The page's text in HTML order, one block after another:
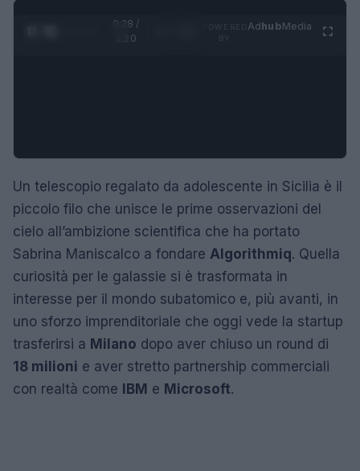
0:29 /
1:20
AdhubMedia
Un telescopio regalato da adolescente in Sicilia è il
piccolo filo che unisce le prime osservazioni del
cielo all’ambizione scientifica che ha portato
Sabrina Maniscalco a fondare Algorithmiq. Quella
curiosità per le galassie si è trasformata in
interesse per il mondo subatomico e, più avanti, in
uno sforzo imprenditoriale che oggi vede la startup
trasferirsi a Milano dopo aver chiuso un round di
18 milioni e aver stretto partnership commerciali
con realtà come IBM e Microsoft.